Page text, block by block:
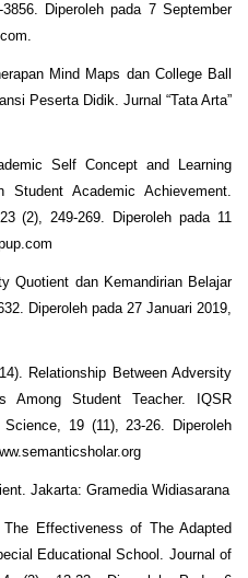
Diperoleh pada 7 September
Mind Maps dan College Ball
Peserta Didik. Jurnal “Tata Arta”
Self Concept and Learning
Academic Achievement.
(2), 249-269. Diperoleh pada 11
Quotient dan Kemandirian Belajar
Diperoleh pada 27 Januari 2019,
Relationship Between Adversity
Among Student Teacher. IQSR
19 (11), 23-26. Diperoleh
Jakarta: Gramedia Widiasarana
Effectiveness of The Adapted
Educational School. Journal of